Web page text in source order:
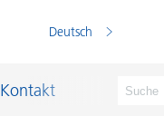
Deutsch
Kontakt